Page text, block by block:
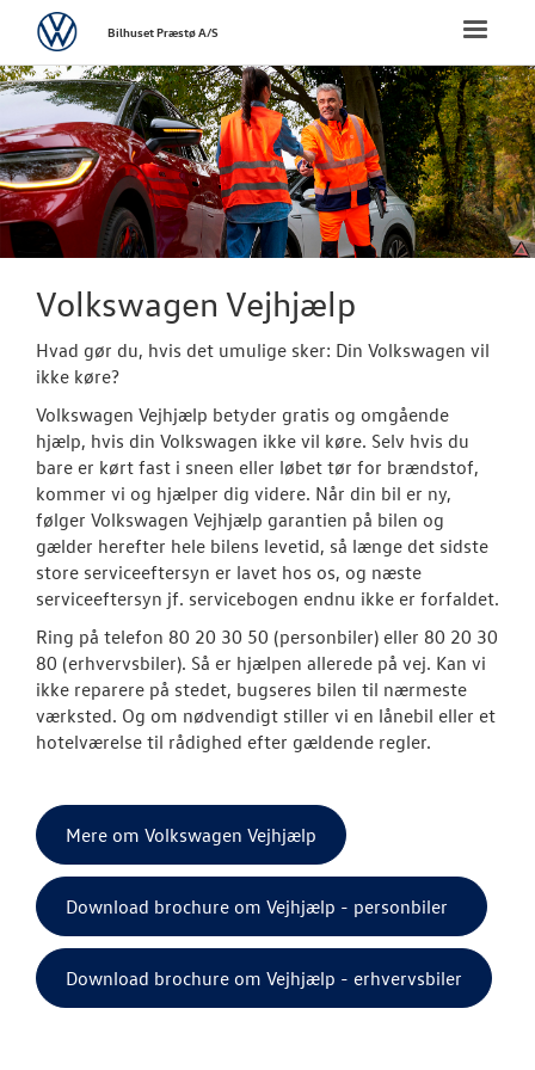
FORSIDE
BRUGTE BILER
VÆRKSTED
Hente/
Bestil tid på
VW Connect
Volkswagen
Volkswagen
Service 5+
Toggle
VolkswagenBilhuset Præstø A/S
Volkswagen Vejhjælp
Hvad gør du, hvis det umulige sker: Din Volkswagen vil
ikke køre?
Volkswagen Vejhjælp betyder gratis og omgående
hjælp, hvis din Volkswagen ikke vil køre. Selv hvis du
bare er kørt fast i sneen eller løbet tør for brændstof,
kommer vi og hjælper dig videre. Når din bil er ny,
følger Volkswagen Vejhjælp garantien på bilen og
gælder herefter hele bilens levetid, så længe det sidste
store serviceeftersyn er lavet hos os, og næste
serviceeftersyn jf. servicebogen endnu ikke er forfaldet.
Ring på telefon 80 20 30 50 (personbiler) eller 80 20 30
80 (erhvervsbiler). Så er hjælpen allerede på vej. Kan vi
ikke reparere på stedet, bugseres bilen til nærmeste
værksted. Og om nødvendigt stiller vi en lånebil eller et
hotelværelse til rådighed efter gældende regler.
Mere om Volkswagen Vejhjælp
Download brochure om Vejhjælp - personbiler
Download brochure om Vejhjælp - erhvervsbiler